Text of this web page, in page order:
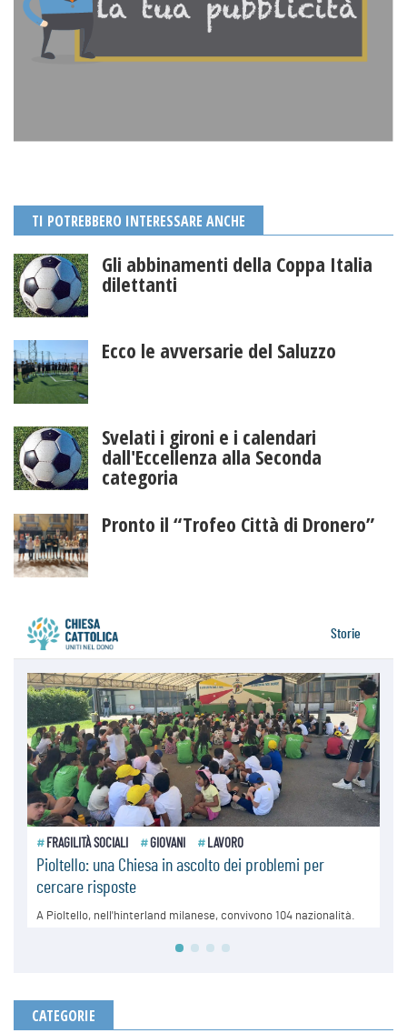
TI POTREBBERO INTERESSARE ANCHE
Gli abbinamenti della Coppa Italia
dilettanti
Ecco le avversarie del Saluzzo
Svelati i gironi e i calendari
dall'Eccellenza alla Seconda
categoria
Pronto il “Trofeo Città di Dronero”
CATEGORIE